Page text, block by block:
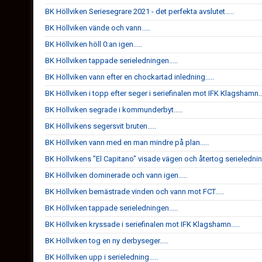
BK Höllviken Seriesegrare 2021 - det perfekta avslutet.....
BK Höllviken vände och vann.....
BK Höllviken höll 0:an igen.....
BK Höllviken tappade serieledningen.....
BK Höllviken vann efter en chockartad inledning.....
BK Höllviken i topp efter seger i seriefinalen mot IFK
BK Höllviken segrade i kommunderbyt.....
BK Höllvikens segersvit bruten.....
BK Höllviken vann med en man mindre på plan.....
BK Höllvikens "El Capitano" visade vägen och återtog
BK Höllviken dominerade och vann igen.....
BK Höllviken bemästrade vinden och vann mot FCT.....
BK Höllviken tappade serieledningen.....
BK Höllviken kryssade i seriefinalen mot IFK Klagshamn.....
BK Höllviken tog en ny derbyseger.....
BK Höllviken upp i serieledning.....